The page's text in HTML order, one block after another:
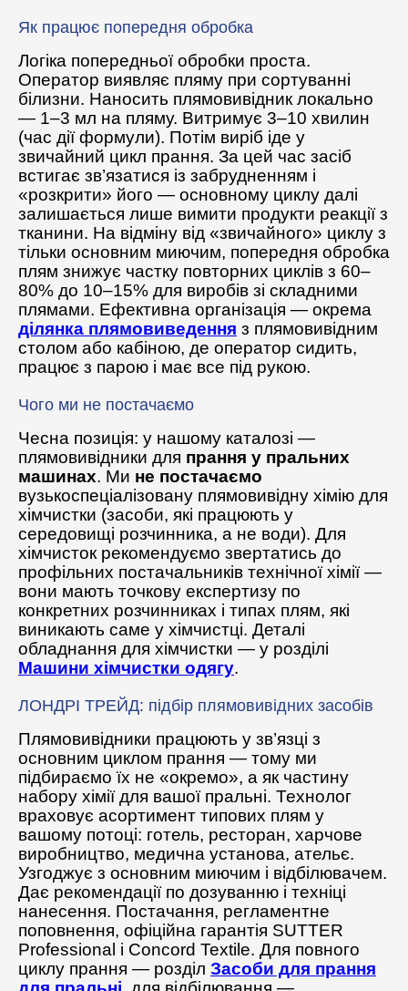
Як працює попередня обробка
Логіка попередньої обробки проста.
Оператор виявляє пляму при сортуванні
білизни. Наносить плямовивідник локально
— 1–3 мл на пляму. Витримує 3–10 хвилин
(час дії формули). Потім виріб іде у
звичайний цикл прання. За цей час засіб
встигає зв’язатися із забрудненням і
«розкрити» його — основному циклу далі
залишається лише вимити продукти реакції з
тканини. На відміну від «звичайного» циклу з
тільки основним миючим, попередня обробка
плям знижує частку повторних циклів з 60–
80% до 10–15% для виробів зі складними
плямами. Ефективна організація — окрема
ділянка плямовиведення з плямовивідним
столом або кабіною, де оператор сидить,
працює з парою і має все під рукою.
Чого ми не постачаємо
Чесна позиція: у нашому каталозі —
плямовивідники для прання у пральних
машинах. Ми не постачаємо
вузькоспеціалізовану плямовивідну хімію для
хімчистки (засоби, які працюють у
середовищі розчинника, а не води). Для
хімчисток рекомендуємо звертатись до
профільних постачальників технічної хімії —
вони мають точкову експертизу по
конкретних розчинниках і типах плям, які
виникають саме у хімчистці. Деталі
обладнання для хімчистки — у розділі
Машини хімчистки одягу.
ЛОНДРІ ТРЕЙД: підбір плямовивідних засобів
Плямовивідники працюють у зв’язці з
основним циклом прання — тому ми
підбираємо їх не «окремо», а як частину
набору хімії для вашої пральні. Технолог
враховує асортимент типових плям у
вашому потоці: готель, ресторан, харчове
виробництво, медична установа, ательє.
Узгоджує з основним миючим і відбілювачем.
Дає рекомендації по дозуванню і техніці
нанесення. Постачання, регламентне
поповнення, офіційна гарантія SUTTER
Professional і Concord Textile. Для повного
циклу прання — розділ Засоби для прання